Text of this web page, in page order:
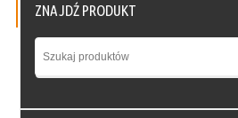
ZNAJDŹ PRODUKT